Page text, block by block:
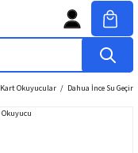
Kart Okuyucular Dahua İnce Su